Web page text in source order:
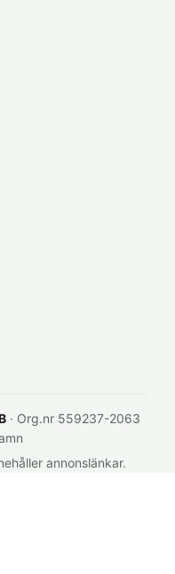
· Org.nr 559237-2063
annonslänkar.